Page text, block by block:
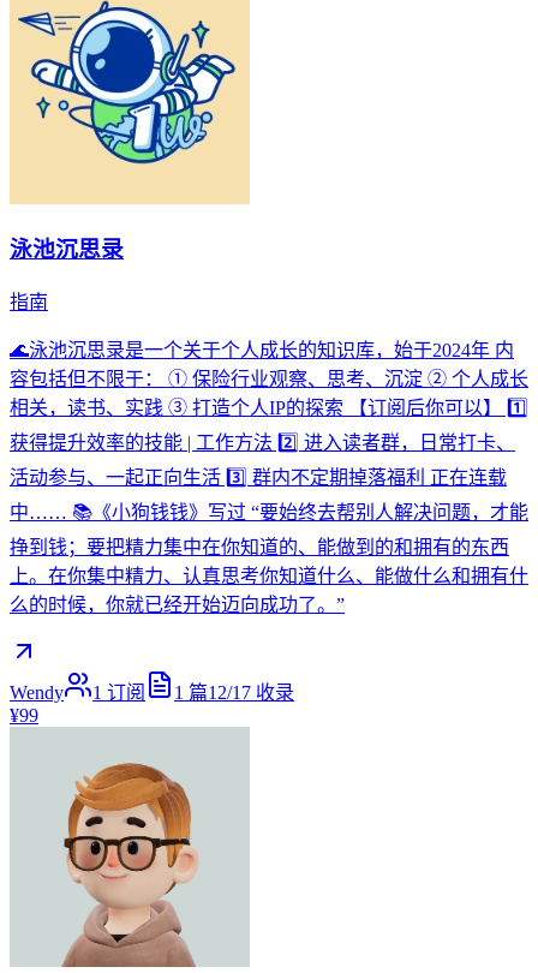
泳池沉思录
指南
🌊泳池沉思录是一个关于个人成长的知识库，始于2024年 内
容包括但不限于： ① 保险行业观察、思考、沉淀 ② 个人成长
相关，读书、实践 ③ 打造个人IP的探索 【订阅后你可以】 1️⃣
获得提升效率的技能 | 工作方法 2️⃣ 进入读者群，日常打卡、
活动参与、一起正向生活 3️⃣ 群内不定期掉落福利 正在连载
中…… 📚《小狗钱钱》写过 “要始终去帮别人解决问题，才能
挣到钱；要把精力集中在你知道的、能做到的和拥有的东西
上。在你集中精力、认真思考你知道什么、能做什么和拥有什
么的时候，你就已经开始迈向成功了。”
Wendy 1 订阅 1 篇12/17 收录
¥99